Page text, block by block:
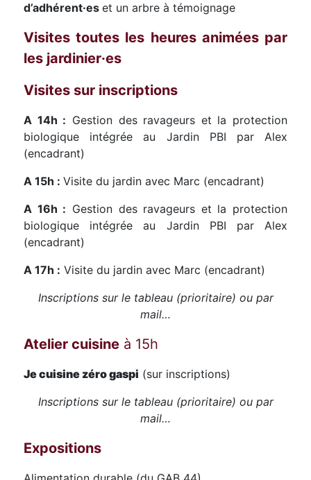
d’adhérent·eset un arbre à témoignage
Visites toutes les heures animées par
les jardinier·es
Visites sur inscriptions
A 14h : Gestion des ravageurs et la protection
biologique intégrée au Jardin PBI par Alex
(encadrant)
A 15h :Visite du jardin avec Marc (encadrant)
A 16h : Gestion des ravageurs et la protection
biologique intégrée au Jardin PBI par Alex
(encadrant)
A 17h : Visite du jardin avec Marc (encadrant)
Inscriptions sur le tableau (prioritaire) ou par
mail…
Atelier cuisine à 15h
Je cuisine zéro gaspi (sur inscriptions)
Inscriptions sur le tableau (prioritaire) ou par
mail…
Expositions